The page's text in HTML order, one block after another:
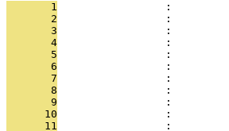
       1
:
       2
:
       3
:
       4
:
       5
:
       6
:
       7
:
       8
:
       9
:
      10
:
      11
: